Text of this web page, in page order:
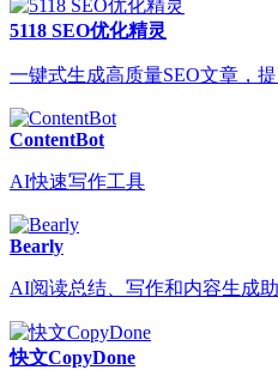
5118 SEO优化精灵
一键式生成高质量SEO文章，
ContentBot
AI快速写作工具
Bearly
AI阅读总结、写作和内容生成
快文CopyDone